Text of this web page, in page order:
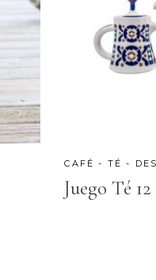
CAFÉ - TÉ -
Juego Té